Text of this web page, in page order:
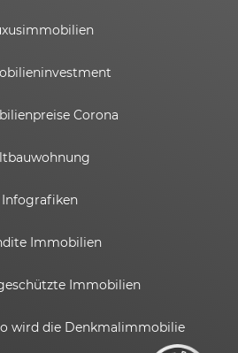
Corona
Infografiken
Immobilien
Immobilien
wird die Denkmalimmobilie
Empfehlungen auf
ProvenExpert.com